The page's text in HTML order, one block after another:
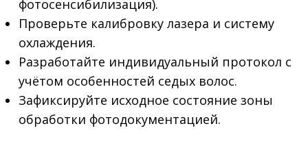
фотосенсибилизация).
Проверьте калибровку лазера и систему
охлаждения.
Разработайте индивидуальный протокол с
учётом особенностей седых волос.
Зафиксируйте исходное состояние зоны
обработки фотодокументацией.